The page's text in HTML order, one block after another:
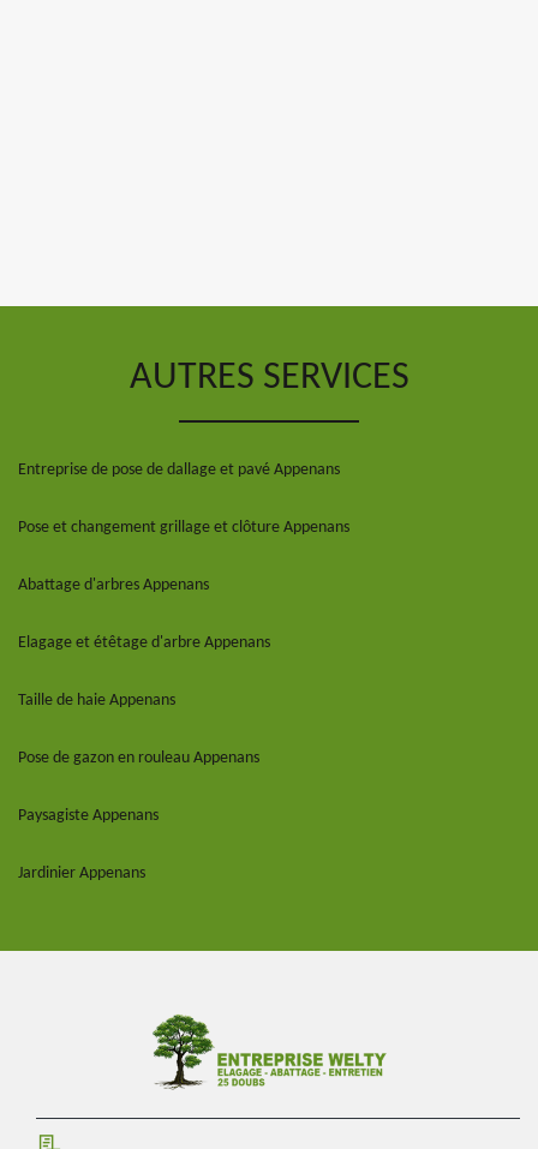
AUTRES SERVICES
Entreprise de pose de dallage et pavé Appenans
Pose et changement grillage et clôture Appenans
Abattage d'arbres Appenans
Elagage et étêtage d'arbre Appenans
Taille de haie Appenans
Pose de gazon en rouleau Appenans
Paysagiste Appenans
Jardinier Appenans